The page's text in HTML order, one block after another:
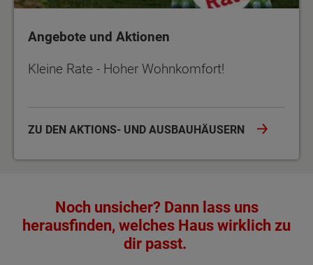
Angebote und Aktionen
Kleine Rate - Hoher Wohnkomfort!
ZU DEN AKTIONS- UND AUSBAUHÄUSERN
Noch unsicher? Dann lass uns
herausfinden, welches Haus wirklich zu
dir passt.